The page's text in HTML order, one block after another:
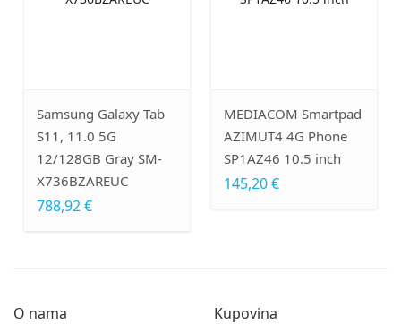
Samsung Galaxy Tab
S11, 11.0 5G
12/128GB Gray SM-
X736BZAREUC
788,92 €
MEDIACOM Smartpad
AZIMUT4 4G Phone
SP1AZ46 10.5 inch
145,20 €
O nama Kupovina